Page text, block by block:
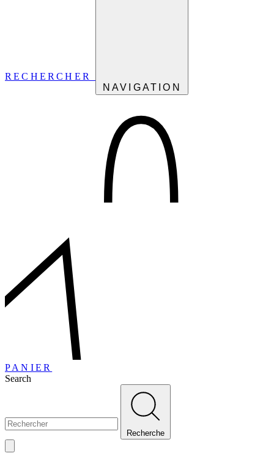
RECHERCHER
NAVIGATION
PANIER
Search
Recherche